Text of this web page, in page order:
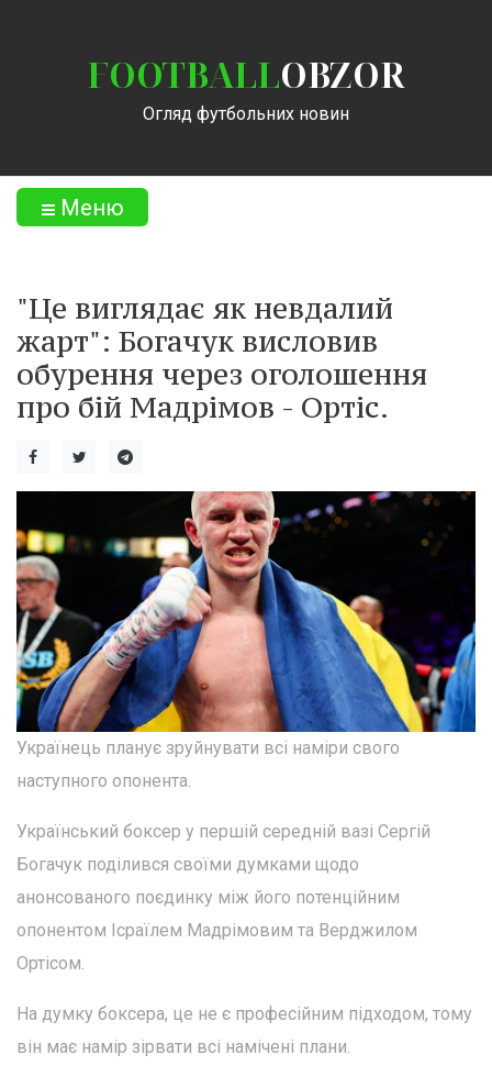
FOOTBALLOBZOR
Огляд футбольних новин
Меню
"Це виглядає як невдалий
жарт": Богачук висловив
обурення через оголошення
про бій Мадрімов - Ортіс.
Українець планує зруйнувати всі наміри свого
наступного опонента.
Український боксер у першій середній вазі Сергій
Богачук поділився своїми думками щодо
анонсованого поєдинку між його потенційним
опонентом Ісраїлем Мадрімовим та Верджилом
Ортісом.
На думку боксера, це не є професійним підходом, тому
він має намір зірвати всі намічені плани.